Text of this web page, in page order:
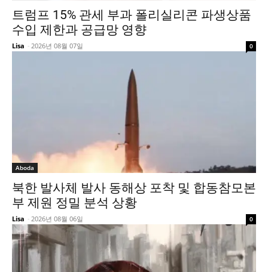
트럼프 15% 관세 부과 폴리실리콘 파생상품
수입 제한과 공급망 영향
Lisa - 2026년 08월 07일 0
Aboda
북한 발사체 발사 동해상 포착 및 합동참모본
부 제원 정밀 분석 상황
Lisa - 2026년 08월 06일 0